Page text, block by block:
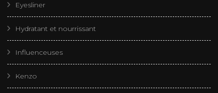
Eyesliner
Hydratant et nourrissant
Influenceuses
Kenzo